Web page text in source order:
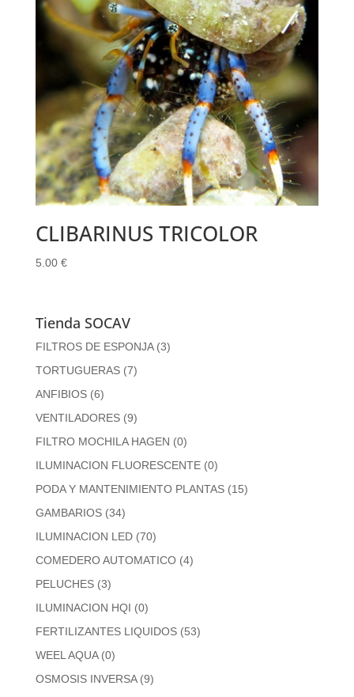
CLIBARINUS TRICOLOR
5.00 €
Tienda SOCAV
FILTROS DE ESPONJA (3)
TORTUGUERAS (7)
ANFIBIOS (6)
VENTILADORES (9)
FILTRO MOCHILA HAGEN (0)
ILUMINACION FLUORESCENTE (0)
PODA Y MANTENIMIENTO PLANTAS (15)
GAMBARIOS (34)
ILUMINACION LED (70)
COMEDERO AUTOMATICO (4)
PELUCHES (3)
ILUMINACION HQI (0)
FERTILIZANTES LIQUIDOS (53)
WEEL AQUA (0)
OSMOSIS INVERSA (9)